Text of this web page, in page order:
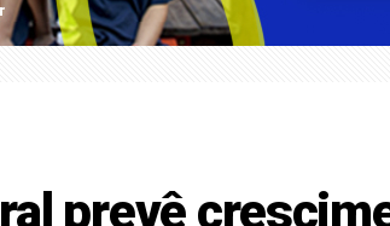
Eleição presidencial terá pela primeira vez
prevê